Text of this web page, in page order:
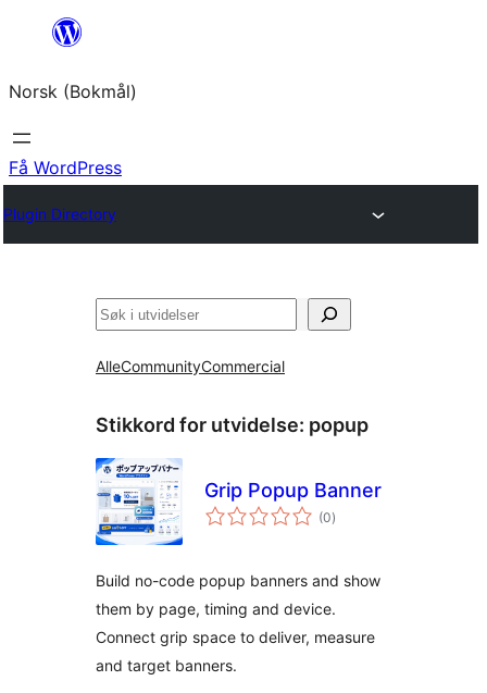
Hopp
innhold
Norsk (Bokmål)
Få WordPress
Plugin Directory
Søk
AlleCommunityCommercial
Stikkord for utvidelse: popup
Grip Popup Banner
(0totale
vurderinger
)
Build no-code popup banners and show
them by page, timing and device.
Connect grip space to deliver, measure
and target banners.